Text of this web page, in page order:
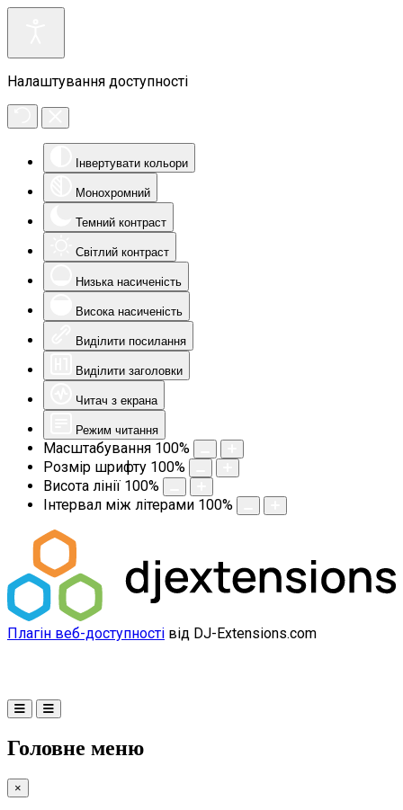
Налаштування доступності
Інвертувати кольори
Монохромний
Темний контраст
Світлий контраст
Низька насиченість
Висока насиченість
Виділити посилання
Виділити заголовки
Читач з екрана
Режим читання
Масштабування 100%
Розмір шрифту 100%
Висота лінії 100%
Інтервал між літерами 100%
Плагін веб-доступності від DJ-Extensions.com
Головне меню
×